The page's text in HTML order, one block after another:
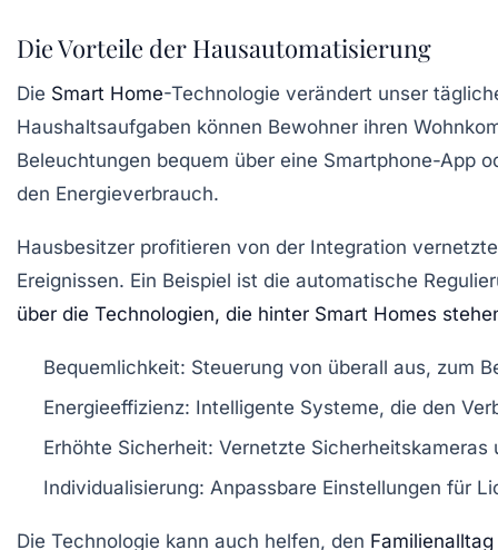
Die Vorteile der Hausautomatisierung
Die Smart Home-Technologie verändert unser
Haushaltsaufgaben können Bewohner ihren
Beleuchtungen bequem über eine Smartphone-App
den Energieverbrauch.
Hausbesitzer profitieren von der Integration
Ereignissen. Ein Beispiel ist die automatische
über die Technologien, die hinter Smart Homes
Bequemlichkeit: Steuerung von überall aus, zum
Energieeffizienz: Intelligente Systeme, die den
Erhöhte Sicherheit: Vernetzte
Individualisierung: Anpassbare Einstellungen für
Die Technologie kann auch helfen, den